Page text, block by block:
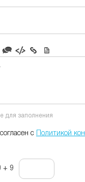
для заполнения
с Политикой
+ 9